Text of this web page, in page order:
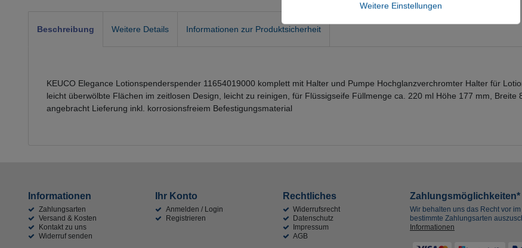
Beschreibung Weitere Details Informationen zur Produktsicherheit
KEUCO Elegance Lotionspenderspender 11654019000 komplett mit Halter und Pumpe Hochglanzverchromter Halter für
leicht überwölbte Flächen im zeitlosen Design, leicht zu reinigen, für Flüssigseife Füllmenge ca. 220 ml Höhe 177 mm,
angebracht Lieferung inkl. korrosionsfreiem Befestigungsmaterial
Informationen
Zahlungsarten
Versand & Kosten
Kontakt zu uns
Widerruf senden
Ihr Konto
Anmelden / Login
Registrieren
Rechtliches
Widerrufsrecht
Datenschutz
Impressum
AGB
Zahlungsmöglichkeiten*
Wir behalten uns das Recht vor
bestimmte Zahlungsarten
Informationen
Weitere Einstellungen